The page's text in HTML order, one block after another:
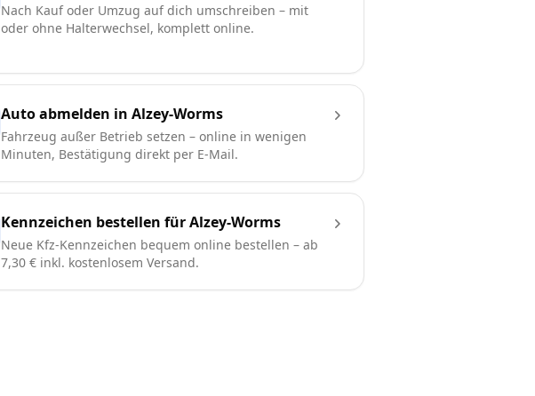
Nach Kauf oder Umzug auf dich umschreiben – mit
oder ohne Halterwechsel, komplett online.
Auto abmelden in Alzey-Worms
Fahrzeug außer Betrieb setzen – online in wenigen
Minuten, Bestätigung direkt per E-Mail.
Kennzeichen bestellen für Alzey-Worms
Neue Kfz-Kennzeichen bequem online bestellen – ab
7,30 € inkl. kostenlosem Versand.